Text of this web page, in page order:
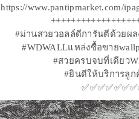
https://www.pantipmarket.com/
#ม่านสวยวอลล์ดีการันตีด้วยผ
#WDWALLแหล่งซื้อขาย
#สวยครบจบที่เดียว
#ยินดีให้บริการลู